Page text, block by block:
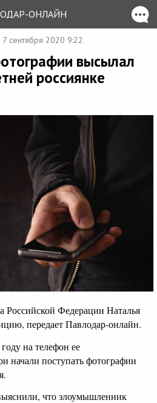
ОНЛАЙН
7 сентября 2020 9:22
высылал
россиянке
Российской Федерации Наталья
передает Павлодар-онлайн.
на телефон ее
начали поступать фотографии
что злоумышленник